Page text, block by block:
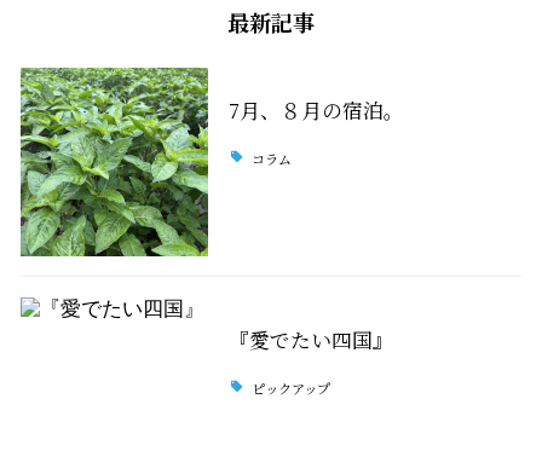
最新記事
7月、８月の宿泊。
コラム
『愛でたい四国』
ピックアップ